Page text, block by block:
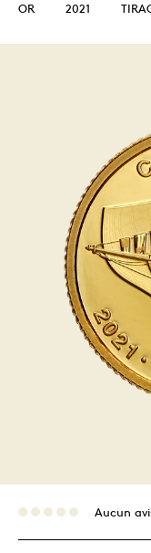
OR 2021
Aucun